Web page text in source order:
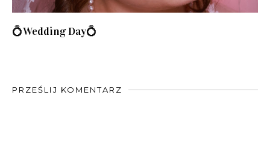
💍Wedding Day💍
PRZEŚLIJ KOMENTARZ